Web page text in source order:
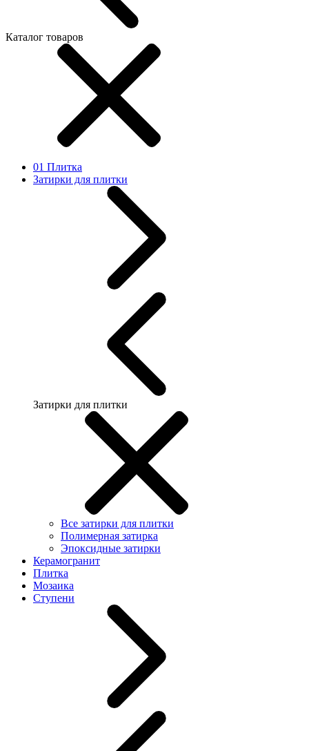
Каталог товаров
01 Плитка
Затирки для плитки
Затирки для плитки
Все затирки для плитки
Полимерная затирка
Эпоксидные затирки
Керамогранит
Плитка
Мозаика
Ступени